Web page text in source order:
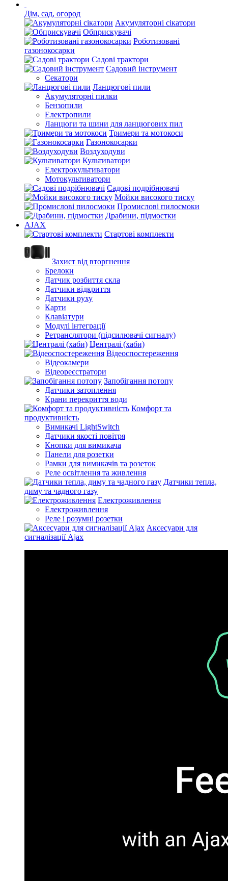
Дім, сад, огород
Акумуляторні сікатори
Обприскувачі
Роботизовані
газонокосарки
Садові трактори
Садовий інструмент
Секатори
Ланцюгові пили
Акумуляторні пилки
Бензопили
Електропили
Ланцюги та шини для ланцюгових пил
Тримери та мотокоси
Газонокосарки
Воздуходуви
Культиватори
Електрокультиватори
Мотокультиватори
Садові подрібнювачі
Мойки високого тиску
Промислові пилосмоки
Драбини, підмостки
AJAX
Стартові комплекти
Захист від вторгнення
Брелоки
Датчик розбиття скла
Датчики відкриття
Датчики руху
Карти
Клавіатури
Модулі інтеграції
Ретранслятори (підсилювачі сигналу)
Централі (хаби)
Відеоспостереження
Відеокамери
Відеореєстратори
Запобігання потопу
Датчики затоплення
Крани перекриття води
Комфорт та
продуктивність
Вимикачі LightSwitch
Датчики якості повітря
Кнопки для вимикача
Панели для розетки
Рамки для вимикачів та розеток
Реле освітлення та живлення
Датчики тепла,
диму та чадного газу
Електроживлення
Електроживлення
Реле і розумні розетки
Аксесуари для
сигналізації Ajax